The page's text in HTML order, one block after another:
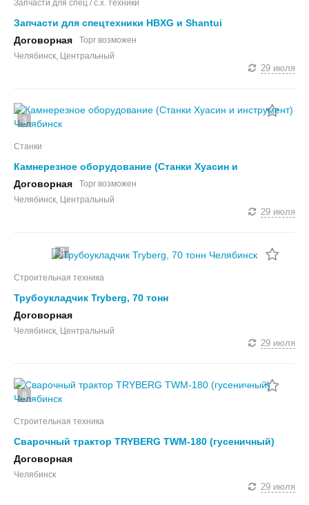
Запчасти для спец / с.х. техники
Запчасти для спецтехники HBXG и Shantui
Договорная
Торг возможен
Челябинск, Центральный
29 июля
3
Станки
Камнерезное оборудование (Станки Хуасин и
инструмент)
Договорная
Торг возможен
Челябинск, Центральный
29 июля
8
Строительная техника
Трубоукладчик Tryberg, 70 тонн
Договорная
Челябинск, Центральный
29 июля
8
Строительная техника
Сварочный трактор TRYBERG TWM-180 (гусеничный)
Договорная
Челябинск
29 июля